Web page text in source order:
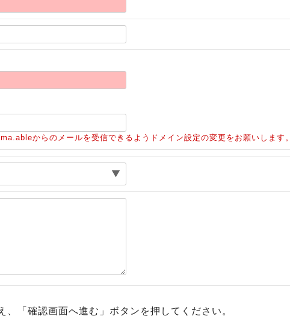
からのメールを受信できるようドメイン設定の変更をお願いします。
、「確認画面へ進む」ボタンを押してください。